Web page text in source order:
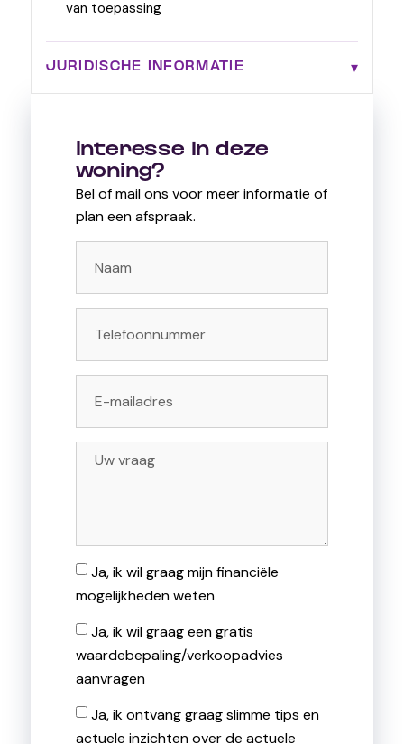
van toepassing
JURIDISCHE INFORMATIE
Interesse in deze
woning?
Bel of mail ons voor meer informatie of
plan een afspraak.
Ja, ik wil graag mijn financiële
mogelijkheden weten
Ja, ik wil graag een gratis
waardebepaling/verkoopadvies
aanvragen
Ja, ik ontvang graag slimme tips en
actuele inzichten over de actuele